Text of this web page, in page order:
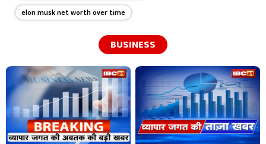
elon musk net worth over time
BUSINESS